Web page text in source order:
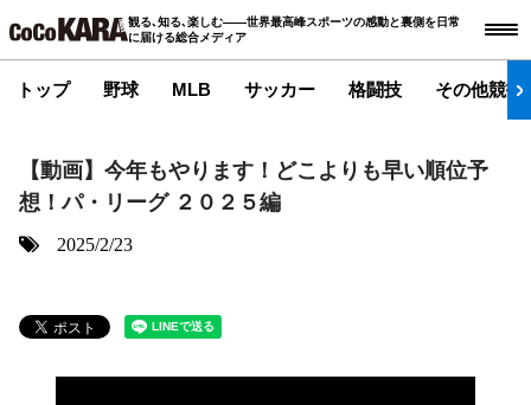
観る､知る､楽しむ――世界最高峰スポーツの感動と裏側を日常
に届ける総合メディア
トップ 野球 MLB サッカー 格闘技 その他競技
【動画】今年もやります！どこよりも早い順位予
想！パ・リーグ ２０２５編
2025/2/23